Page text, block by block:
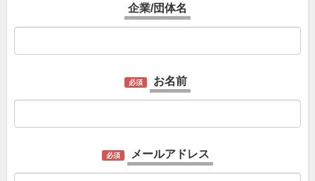
企業/団体名
必須 お名前
必須 メールアドレス